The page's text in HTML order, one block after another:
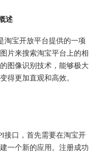
述
淘宝开放平台提供的一项
片来搜索淘宝平台上的相
图像识别技术，能够极大
得更加直观和高效。
接口，首先需要在淘宝开
一个新的应用。注册成功